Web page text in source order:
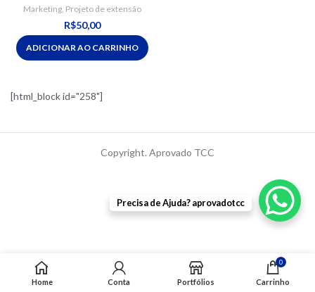
Marketing, Projeto de extensão
R$50,00
ADICIONAR AO CARRINHO
[html_block id="258"]
Copyright. Aprovado TCC
Precisa de Ajuda? aprovadotcc
Home Conta Portfólios
0
Carrinho